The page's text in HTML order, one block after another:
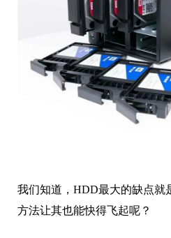
我们知道，HDD最大的缺点就
方法让其也能快得飞起呢？